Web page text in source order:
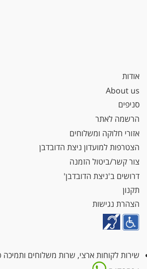
אודות
About us
סניפים
הרשמה לאתר
אזורי חלוקה ומשלוחים
הצטרפות למועדון ניצת הדובדבן
צור קשר/ביטול הזמנה
דרושים ב'ניצת הדובדבן'
תקנון
הצהרת נגישות
שירות לקוחות ארצי, שרות משלוחים